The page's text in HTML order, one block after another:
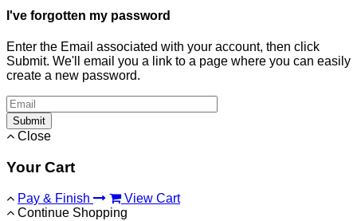
I've forgotten my password
Enter the Email associated with your account, then click
Submit. We'll email you a link to a page where you can easily
create a new password.
Submit
Close
Your Cart
Pay & Finish
View Cart
Continue Shopping